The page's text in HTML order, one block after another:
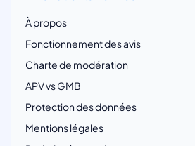
À propos
Fonctionnement des avis
Charte de modération
APV vs GMB
Protection des données
Mentions légales